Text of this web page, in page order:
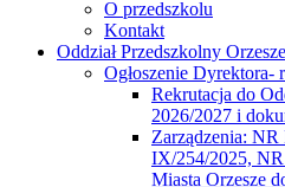
O przedszkolu
Kontakt
Oddział Przedszkolny
Ogłoszenie Dyrektora-
Rekrutacja do
2026/2027 i
Zarządzenia:
IX/254/2025,
Miasta Orzesze